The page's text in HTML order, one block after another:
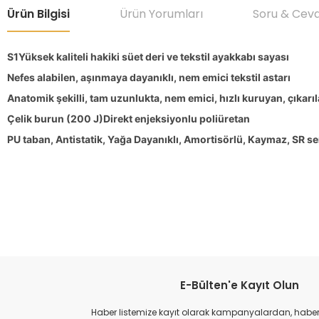
Ürün Bilgisi Ürün Yorumları Soru &
S1Yüksek kaliteli hakiki süet deri ve tekstil ayakkabı sayası
Nefes alabilen, aşınmaya dayanıklı, nem emici tekstil astarı
Anatomik şekilli, tam uzunlukta, nem emici, hızlı kuruyan,
Çelik burun (200 J)Direkt enjeksiyonlu poliüretan
PU taban, Antistatik, Yağa Dayanıklı, Amortisörlü, Kaymaz, SR
Bu ürünün fiyat bilgisi, resim, ürün açıklamalarında ve diğer
Bu ürüne benzer farklı alternatifler olmalı.
E-Bülten'e Kayıt Olun
Haber listemize kayıt olarak kampanyalardan,